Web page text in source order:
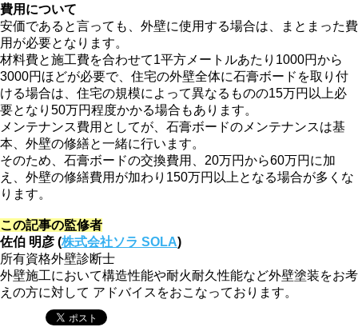
費用について
安価であると言っても、外壁に使用する場合は、まとまった費
用が必要となります。
材料費と施工費を合わせて1平方メートルあたり1000円から
3000円ほどが必要で、住宅の外壁全体に石膏ボードを取り付
ける場合は、住宅の規模によって異なるものの15万円以上必
要となり50万円程度かかる場合もあります。
メンテナンス費用としてが、石膏ボードのメンテナンスは基
本、外壁の修繕と一緒に行います。
そのため、石膏ボードの交換費用、20万円から60万円に加
え、外壁の修繕費用が加わり150万円以上となる場合が多くな
ります。
この記事の監修者
佐伯 明彦 (株式会社ソラ SOLA)
所有資格外壁診断士
外壁施工において構造性能や耐火耐久性能など外壁塗装をお考
えの方に対して アドバイスをおこなっております。